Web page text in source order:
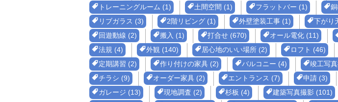
トレーニングルーム (1)
土間空間 (1) フラットバー (1)
リブガラス (3)
2階リビング (1) 外壁塗装工事 (1)
下がり
回遊動線 (2)
搬入 (1) 打合せ (670) オール電化 (11)
法規 (4)
外観 (140) 居心地のいい場所 (2) ロフト (46)
定期講習 (2)
作り付けの家具 (2) バルコニー (4)
竣工写
チラシ (9)
オーダー家具 (2) エントランス (7) 申請 (3)
ガレージ (13)
現地調査 (2) 杉板 (4)
建築写真撮影 (101)